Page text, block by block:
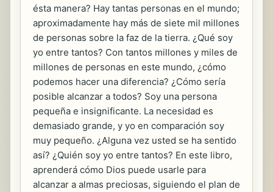
ésta manera? Hay tantas personas en el mundo;
aproximadamente hay más de siete mil millones
de personas sobre la faz de la tierra. ¿Qué soy
yo entre tantos? Con tantos millones y miles de
millones de personas en este mundo, ¿cómo
podemos hacer una diferencia? ¿Cómo sería
posible alcanzar a todos? Soy una persona
pequeña e insignificante. La necesidad es
demasiado grande, y yo en comparación soy
muy pequeño. ¿Alguna vez usted se ha sentido
así? ¿Quién soy yo entre tantos? En este libro,
aprenderá cómo Dios puede usarle para
alcanzar a almas preciosas, siguiendo el plan de